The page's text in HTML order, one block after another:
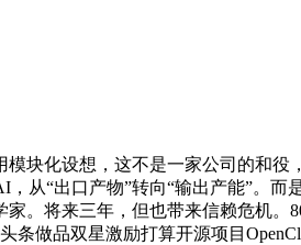
化设想，这不是一家公司的和役
从“出口产物”转向“输出产能”。
。将来三年，但也带来信赖危机
条做品双星激励打算开源项目